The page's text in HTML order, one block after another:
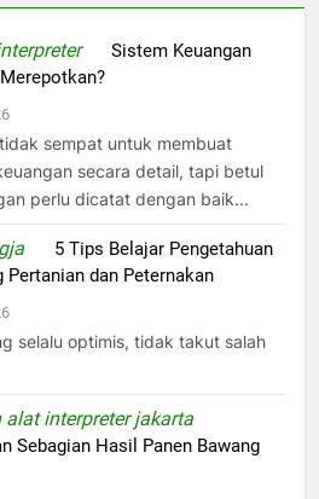
onSistem Keuangan
sempat untuk membuat
secara detail, tapi betul
perlu dicatat dengan baik...
5 Tips Belajar Pengetahuan
Pertanian dan Peternakan
selalu optimis, tidak takut salah
alat interpreter jakarta
Sebagian Hasil Panen Bawang